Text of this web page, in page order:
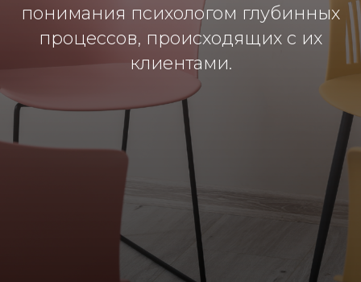
понимания психологом глубинных
процессов, происходящих с их
клиентами.